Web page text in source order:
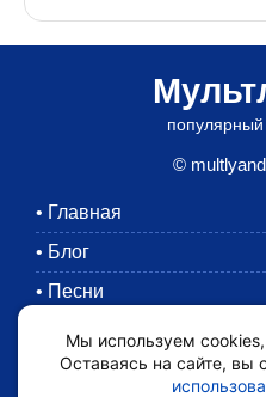
популярный
©
• Главная
• Блог
• Песни
Раскраски
Картинки
Мы используем
Оставаясь на сайте, вы